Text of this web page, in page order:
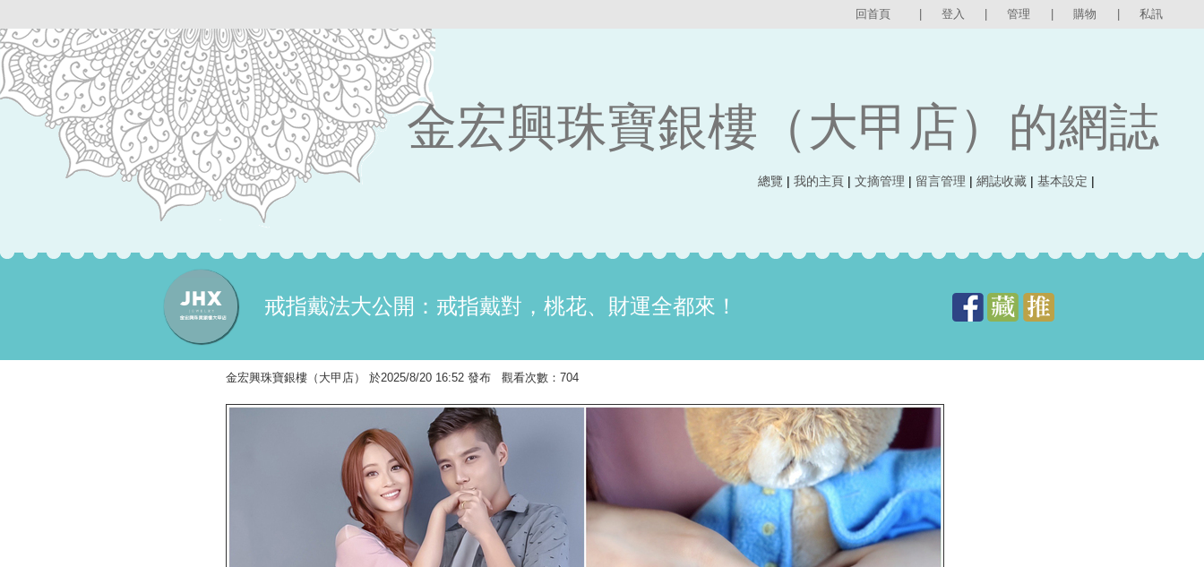
回首頁 登入 管理 購物 私訊
金宏興珠寶銀樓（大甲店）的網誌
總覽 | 我的主頁 | 文摘管理 | 留言管理 | 網誌收藏 | 基本設定 |
戒指戴法大公開：戒指戴對，桃花、財運全都來！
金宏興珠寶銀樓（大甲店） 於2025/8/20 16:52 發布 觀看次數：704